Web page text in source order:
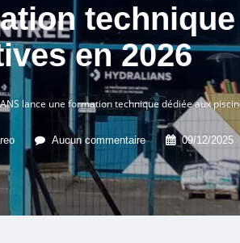
en 2026
lance une formation technique dédiée aux
Aucun commentaire 09/12/2025